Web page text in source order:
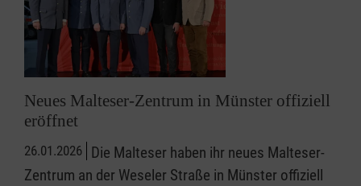
Neues Malteser-Zentrum in Münster offiziell
eröffnet
26.01.2026 Die Malteser haben ihr neues Malteser-
Zentrum an der Weseler Straße in Münster offiziell